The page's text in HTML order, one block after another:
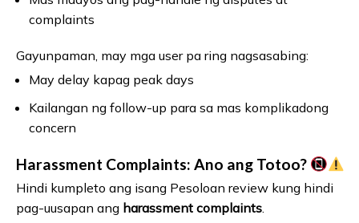
complaints
Gayunpaman, may mga user pa ring nagsasabing:
May delay kapag peak days
Kailangan ng follow-up para sa mas komplikadong
concern
Harassment Complaints: Ano ang Totoo?
Hindi kumpleto ang isang Pesoloan review kung hindi
pag-uusapan ang harassment complaints